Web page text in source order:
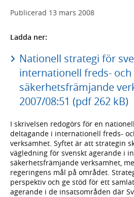
Publicerad 13 mars 2008
Ladda ner:
Nationell strategi för
internationell freds- och
säkerhetsfrämjande
2007/08:51 (pdf 262 kB)
I skrivelsen redogörs för en
deltagande i internationell freds-
verksamhet. Syftet är att strategin
vägledning för svenskt agerande i
säkerhetsfrämjande verksamhet,
regeringens mål på området.
perspektiv och ge stöd för ett
agerande i de insatsområden där